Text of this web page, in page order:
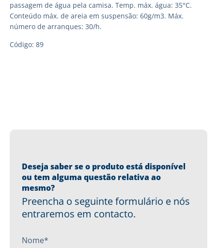
passagem de água pela camisa. Temp. máx. água: 35°C.
Conteúdo máx. de areia em suspensão: 60g/m3. Máx.
número de arranques: 30/h.
Código: 89
Deseja saber se o produto está disponível
ou tem alguma questão relativa ao
mesmo?
Preencha o seguinte formulário e nós
entraremos em contacto.
Nome*